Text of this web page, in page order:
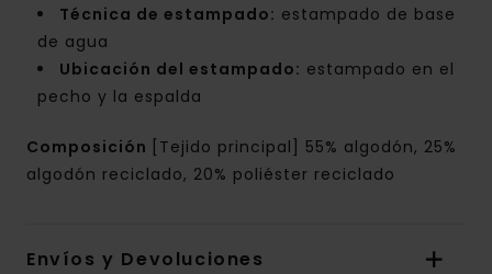
Técnica de estampado: estampado de base
de agua
Ubicación del estampado: estampado en el
pecho y la espalda
Composición
[Tejido principal] 55% algodón, 25%
algodón reciclado, 20% poliéster reciclado
Envíos y Devoluciones